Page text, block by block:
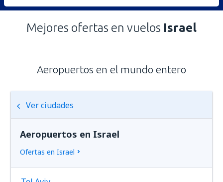
Mejores ofertas en vuelos Israel
Aeropuertos en el mundo entero
Ver ciudades
Aeropuertos en Israel
Ofertas en Israel